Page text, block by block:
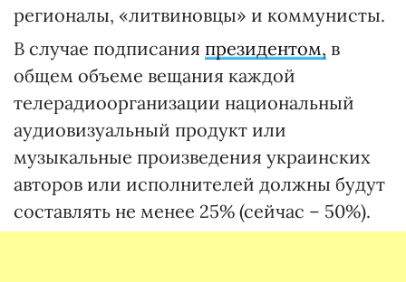
регионалы, «литвиновцы» и коммунисты.
В случае подписания президентом, в
общем объеме вещания каждой
телерадиоорганизации национальный
аудиовизуальный продукт или
музыкальные произведения украинских
авторов или исполнителей должны будут
составлять не менее 25% (сейчас – 50%).